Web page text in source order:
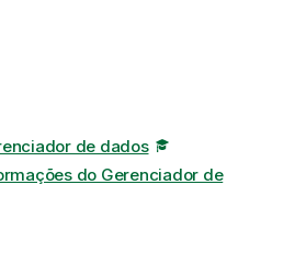
de dados
do Gerenciador de